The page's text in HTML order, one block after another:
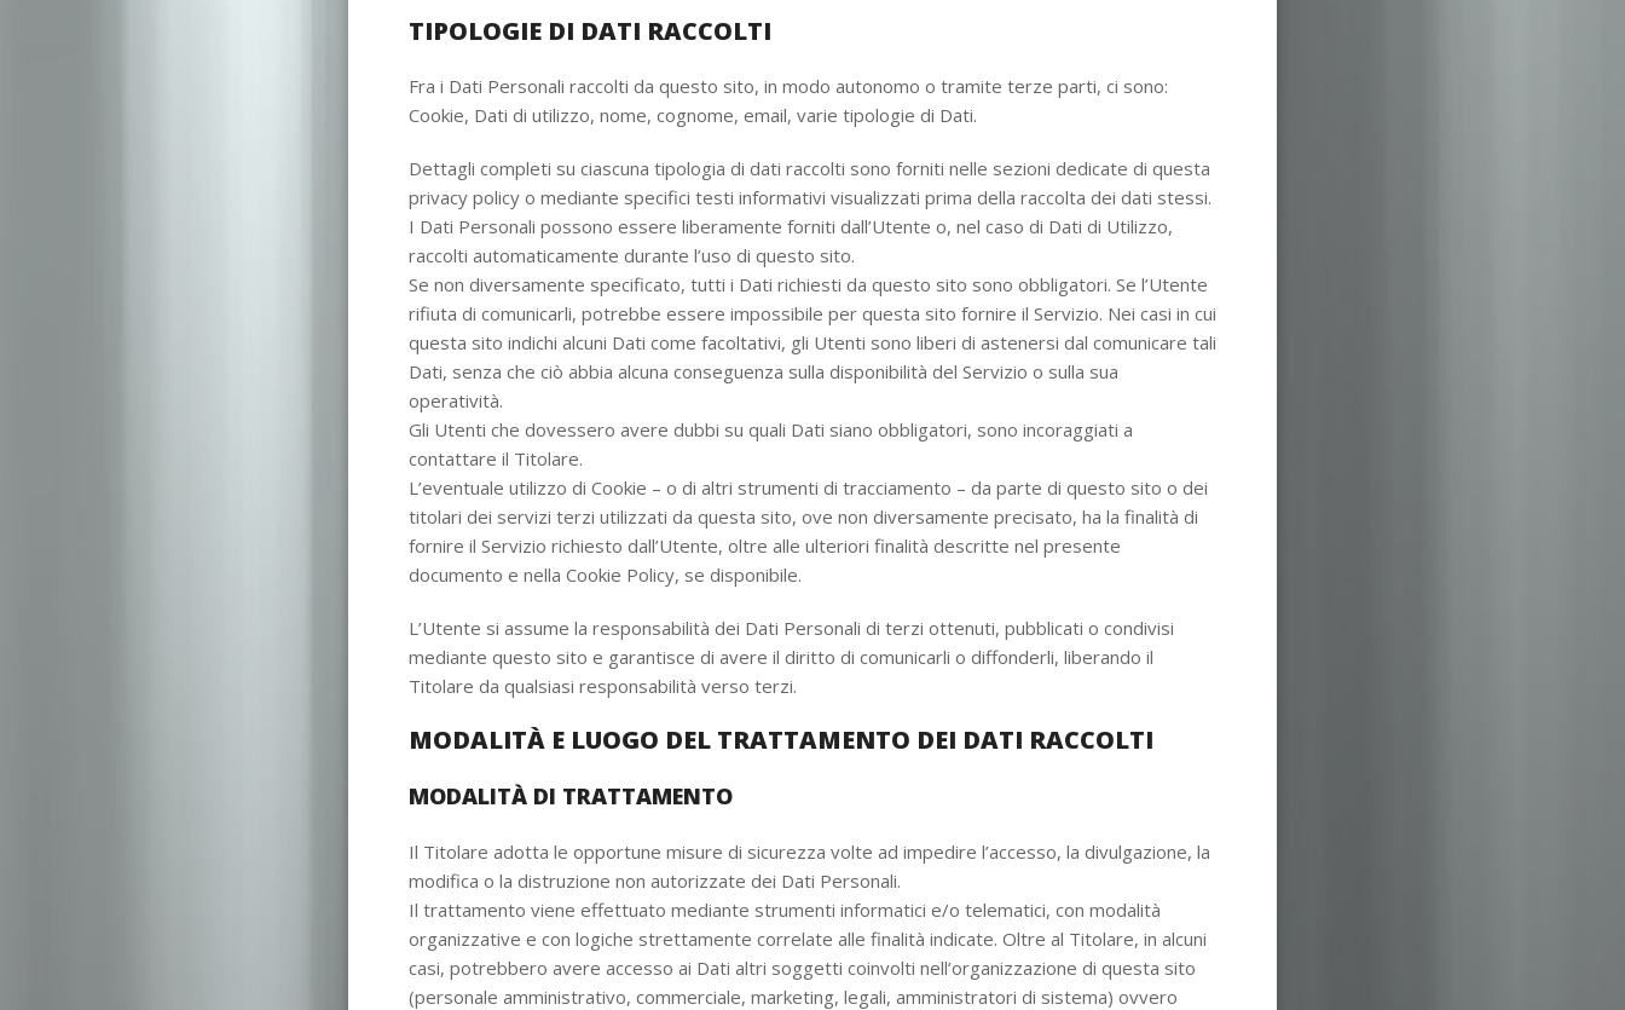
TIPOLOGIE DI DATI RACCOLTI
Fra i Dati Personali raccolti da questo sito, in modo autonomo o tramite terze parti, ci sono:
Cookie, Dati di utilizzo, nome, cognome, email, varie tipologie di Dati.
Dettagli completi su ciascuna tipologia di dati raccolti sono forniti nelle sezioni dedicate di questa
privacy policy o mediante specifici testi informativi visualizzati prima della raccolta dei dati stessi.
I Dati Personali possono essere liberamente forniti dall’Utente o, nel caso di Dati di Utilizzo,
raccolti automaticamente durante l’uso di questo sito.
Se non diversamente specificato, tutti i Dati richiesti da questo sito sono obbligatori. Se l’Utente
rifiuta di comunicarli, potrebbe essere impossibile per questa sito fornire il Servizio. Nei casi in cui
questa sito indichi alcuni Dati come facoltativi, gli Utenti sono liberi di astenersi dal comunicare tali
Dati, senza che ciò abbia alcuna conseguenza sulla disponibilità del Servizio o sulla sua
operatività.
Gli Utenti che dovessero avere dubbi su quali Dati siano obbligatori, sono incoraggiati a
contattare il Titolare.
L’eventuale utilizzo di Cookie – o di altri strumenti di tracciamento – da parte di questo sito o dei
titolari dei servizi terzi utilizzati da questa sito, ove non diversamente precisato, ha la finalità di
fornire il Servizio richiesto dall’Utente, oltre alle ulteriori finalità descritte nel presente
documento e nella Cookie Policy, se disponibile.
L’Utente si assume la responsabilità dei Dati Personali di terzi ottenuti, pubblicati o condivisi
mediante questo sito e garantisce di avere il diritto di comunicarli o diffonderli, liberando il
Titolare da qualsiasi responsabilità verso terzi.
MODALITÀ E LUOGO DEL TRATTAMENTO DEI DATI RACCOLTI
MODALITÀ DI TRATTAMENTO
Il Titolare adotta le opportune misure di sicurezza volte ad impedire l’accesso, la divulgazione, la
modifica o la distruzione non autorizzate dei Dati Personali.
Il trattamento viene effettuato mediante strumenti informatici e/o telematici, con modalità
organizzative e con logiche strettamente correlate alle finalità indicate. Oltre al Titolare, in alcuni
casi, potrebbero avere accesso ai Dati altri soggetti coinvolti nell’organizzazione di questa sito
(personale amministrativo, commerciale, marketing, legali, amministratori di sistema) ovvero